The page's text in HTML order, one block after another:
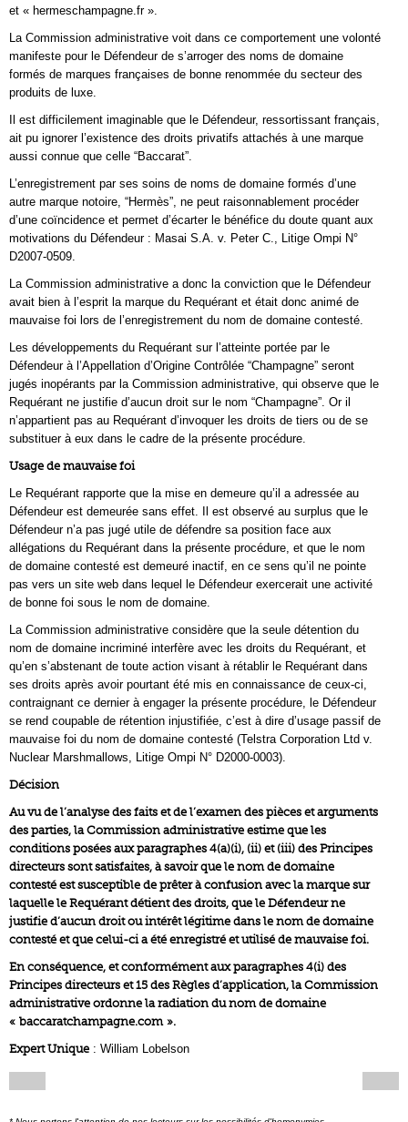
et « hermeschampagne.fr ».
La Commission administrative voit dans ce comportement une volonté
manifeste pour le Défendeur de s’arroger des noms de domaine
formés de marques françaises de bonne renommée du secteur des
produits de luxe.
Il est difficilement imaginable que le Défendeur, ressortissant français,
ait pu ignorer l’existence des droits privatifs attachés à une marque
aussi connue que celle “Baccarat”.
L’enregistrement par ses soins de noms de domaine formés d’une
autre marque notoire, “Hermès”, ne peut raisonnablement procéder
d’une coïncidence et permet d’écarter le bénéfice du doute quant aux
motivations du Défendeur : Masai S.A. v. Peter C., Litige Ompi N°
D2007-0509.
La Commission administrative a donc la conviction que le Défendeur
avait bien à l’esprit la marque du Requérant et était donc animé de
mauvaise foi lors de l’enregistrement du nom de domaine contesté.
Les développements du Requérant sur l’atteinte portée par le
Défendeur à l’Appellation d’Origine Contrôlée “Champagne” seront
jugés inopérants par la Commission administrative, qui observe que le
Requérant ne justifie d’aucun droit sur le nom “Champagne”. Or il
n’appartient pas au Requérant d’invoquer les droits de tiers ou de se
substituer à eux dans le cadre de la présente procédure.
Usage de mauvaise foi
Le Requérant rapporte que la mise en demeure qu’il a adressée au
Défendeur est demeurée sans effet. Il est observé au surplus que le
Défendeur n’a pas jugé utile de défendre sa position face aux
allégations du Requérant dans la présente procédure, et que le nom
de domaine contesté est demeuré inactif, en ce sens qu’il ne pointe
pas vers un site web dans lequel le Défendeur exercerait une activité
de bonne foi sous le nom de domaine.
La Commission administrative considère que la seule détention du
nom de domaine incriminé interfère avec les droits du Requérant, et
qu’en s’abstenant de toute action visant à rétablir le Requérant dans
ses droits après avoir pourtant été mis en connaissance de ceux-ci,
contraignant ce dernier à engager la présente procédure, le Défendeur
se rend coupable de rétention injustifiée, c’est à dire d’usage passif de
mauvaise foi du nom de domaine contesté (Telstra Corporation Ltd v.
Nuclear Marshmallows, Litige Ompi N° D2000-0003).
Décision
Au vu de l’analyse des faits et de l’examen des pièces et arguments
des parties, la Commission administrative estime que les
conditions posées aux paragraphes 4(a)(i), (ii) et (iii) des Principes
directeurs sont satisfaites, à savoir que le nom de domaine
contesté est susceptible de prêter à confusion avec la marque sur
laquelle le Requérant détient des droits, que le Défendeur ne
justifie d’aucun droit ou intérêt légitime dans le nom de domaine
contesté et que celui-ci a été enregistré et utilisé de mauvaise foi.
En conséquence, et conformément aux paragraphes 4(i) des
Principes directeurs et 15 des Règles d’application, la Commission
administrative ordonne la radiation du nom de domaine
« baccaratchampagne.com ».
Expert Unique : William Lobelson